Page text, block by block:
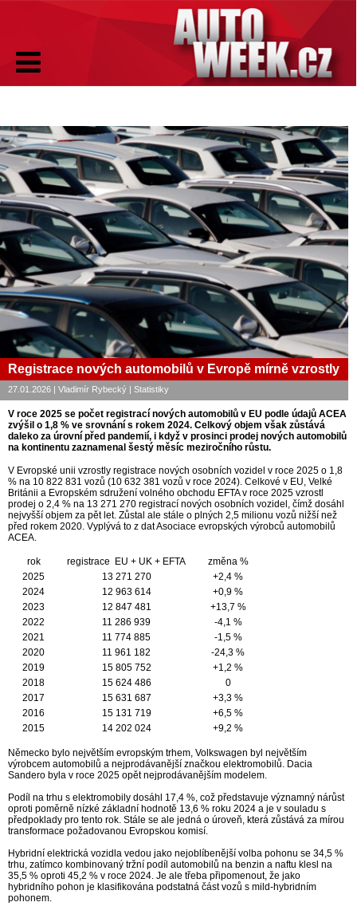
Registrace nových automobilů v Evropě mírně vzrostly
27.01.2026 | Vladimír Rybecký | Statistiky
V roce 2025 se počet registrací nových automobilů v EU podle údajů ACEA
zvýšil o 1,8 % ve srovnání s rokem 2024. Celkový objem však zůstává
daleko za úrovní před pandemií, i když v prosinci prodej nových automobilů
na kontinentu zaznamenal šestý měsíc meziročního růstu.
V Evropské unii vzrostly registrace nových osobních vozidel v roce 2025 o 1,8
% na 10 822 831 vozů (10 632 381 vozů v roce 2024). Celkové v EU, Velké
Británii a Evropském sdružení volného obchodu EFTA v roce 2025 vzrostl
prodej o 2,4 % na 13 271 270 registrací nových osobních vozidel, čímž dosáhl
nejvyšší objem za pět let. Zůstal ale stále o plných 2,5 milionu vozů nižší než
před rokem 2020. Vyplývá to z dat Asociace evropských výrobců automobilů
ACEA.
rok registrace EU + UK + EFTA
změna %
2025
13 271 270
+2,4 %
2024
12 963 614
+0,9 %
2023
12 847 481
+13,7 %
2022
11 286 939
-4,1 %
2021
11 774 885
-1,5 %
2020
11 961 182
-24,3 %
2019
15 805 752
+1,2 %
2018
15 624 486
0
2017
15 631 687
+3,3 %
2016
15 131 719
+6,5 %
2015
14 202 024 +9,2 %
Německo bylo největším evropským trhem, Volkswagen byl největším
výrobcem automobilů a nejprodávanější značkou elektromobilů. Dacia
Sandero byla v roce 2025 opět nejprodávanějším modelem.
Podíl na trhu s elektromobily dosáhl 17,4 %, což představuje významný nárůst
oproti poměrně nízké základní hodnotě 13,6 % roku 2024 a je v souladu s
předpoklady pro tento rok. Stále se ale jedná o úroveň, která zůstává za mírou
transformace požadovanou Evropskou komisí.
Hybridní elektrická vozidla vedou jako nejoblíbenější volba pohonu se 34,5 %
trhu, zatímco kombinovaný tržní podíl automobilů na benzin a naftu klesl na
35,5 % oproti 45,2 % v roce 2024. Je ale třeba připomenout, že jako
hybridního pohon je klasifikována podstatná část vozů s mild-hybridním
pohonem.